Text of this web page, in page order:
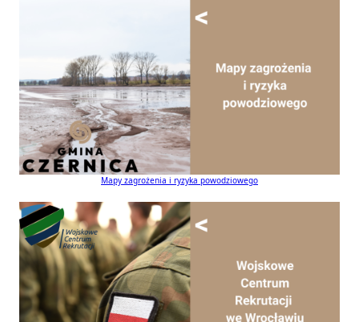
Mapy zagrożenia i ryzyka powodziowego